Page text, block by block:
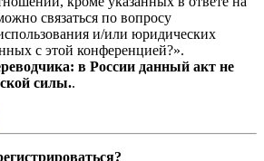
связаться по вопросу
и/или юридических
с этой конференцией?».
в России данный акт не
силы..